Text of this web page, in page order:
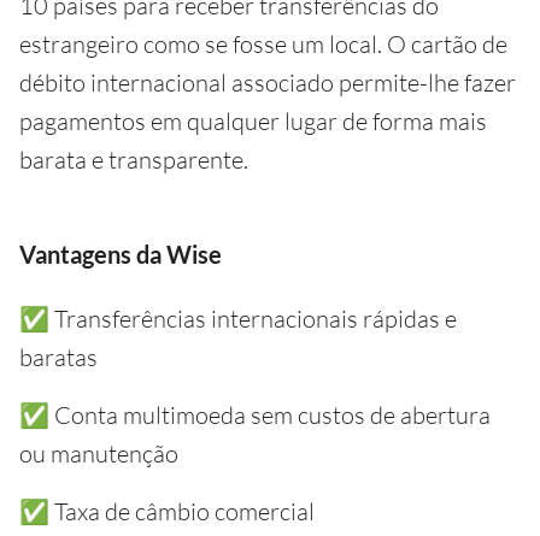
estrangeiro como se fosse um local. O cartão de
débito internacional associado permite-lhe fazer
pagamentos em qualquer lugar de forma mais
barata e transparente.
Vantagens da Wise
✅ Transferências internacionais rápidas e
baratas
✅ Conta multimoeda sem custos de abertura
ou manutenção
✅ Taxa de câmbio comercial